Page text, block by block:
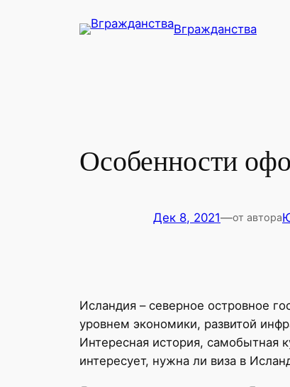
Вгражданства
Особенности
Дек 8, 2021—от автора
Исландия – северное островное
уровнем экономики, развитой
Интересная история, самобытная
интересует, нужна ли виза в